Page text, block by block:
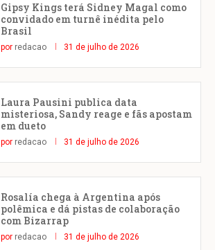
Gipsy Kings terá Sidney Magal como
convidado em turnê inédita pelo
Brasil
por redacao 31 de julho de 2026
Laura Pausini publica data
misteriosa, Sandy reage e fãs apostam
em dueto
por redacao 31 de julho de 2026
Rosalía chega à Argentina após
polêmica e dá pistas de colaboração
com Bizarrap
por redacao 31 de julho de 2026